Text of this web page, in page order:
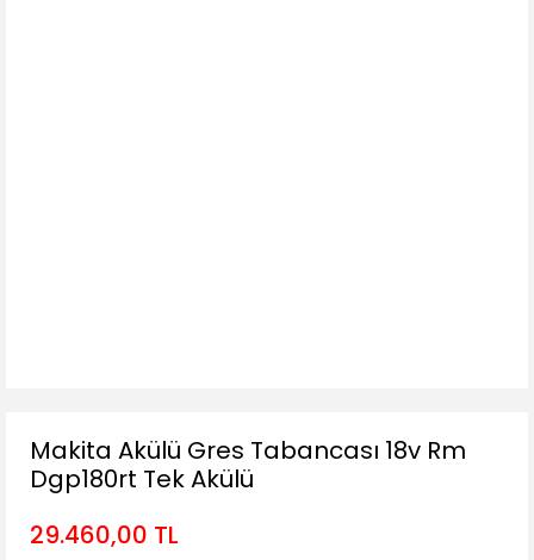
Makita Akülü Gres Tabancası 18v Rm
Dgp180rt Tek Akülü
29.460,00 TL